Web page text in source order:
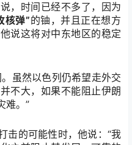
，时间已经不多了，因为
核弹”的铀，并且正在想方
说这将对中东地区的稳定
虽然以色列仍希望走外交
不大，如果不能阻止伊朗
难。”
击的可能性时，他说：“我